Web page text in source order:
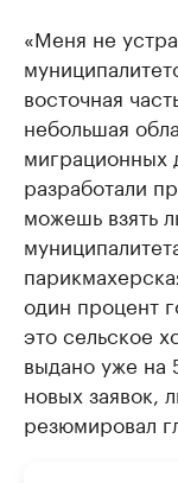
«Меня не
восточная
небольшая
разработали
можешь взять
один процент
это сельское
выдано уже на
новых заявок,
резюмировал